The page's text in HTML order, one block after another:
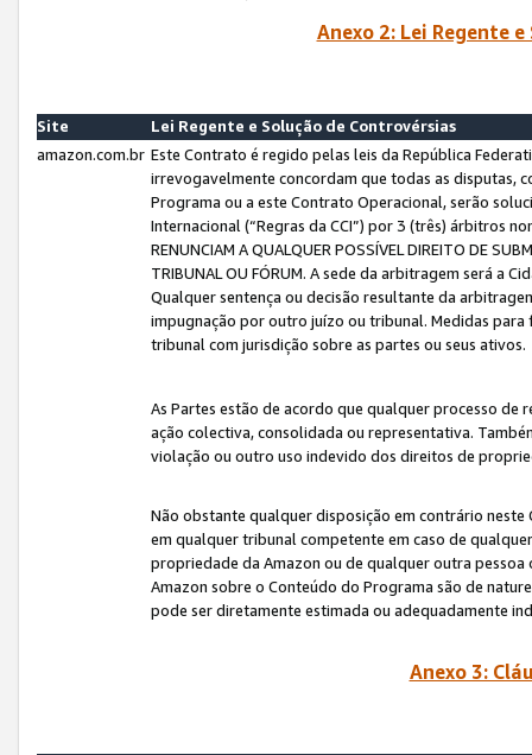
Anexo 2: Lei Regente
Site
Lei Regente e Solução de Controvérsias
amazon.com.br Este Contrato é regido pelas leis da República
irrevogavelmente concordam que todas as disputas,
Programa ou a este Contrato Operacional, serão
Internacional (“Regras da CCI”) por 3 (três) árbitros
RENUNCIAM A QUALQUER POSSÍVEL DIREITO DE
TRIBUNAL OU FÓRUM. A sede da arbitragem será a
Qualquer sentença ou decisão resultante da
impugnação por outro juízo ou tribunal. Medidas
tribunal com jurisdição sobre as partes ou seus ativos.
As Partes estão de acordo que qualquer processo
ação colectiva, consolidada ou representativa.
violação ou outro uso indevido dos direitos de
Não obstante qualquer disposição em contrário
em qualquer tribunal competente em caso de
propriedade da Amazon ou de qualquer outra
Amazon sobre o Conteúdo do Programa são de
pode ser diretamente estimada ou adequadamente
Anexo 3: